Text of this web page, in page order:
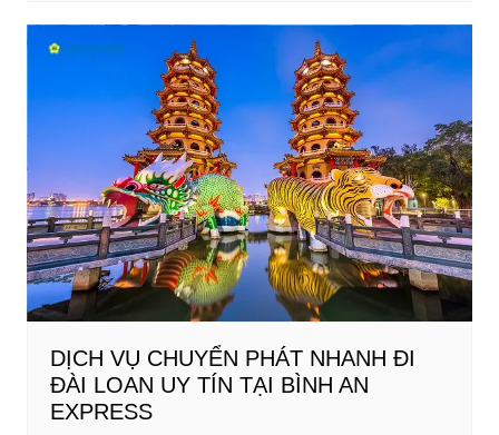
DỊCH VỤ CHUYỂN PHÁT NHANH ĐI
ĐÀI LOAN UY TÍN TẠI BÌNH AN
EXPRESS